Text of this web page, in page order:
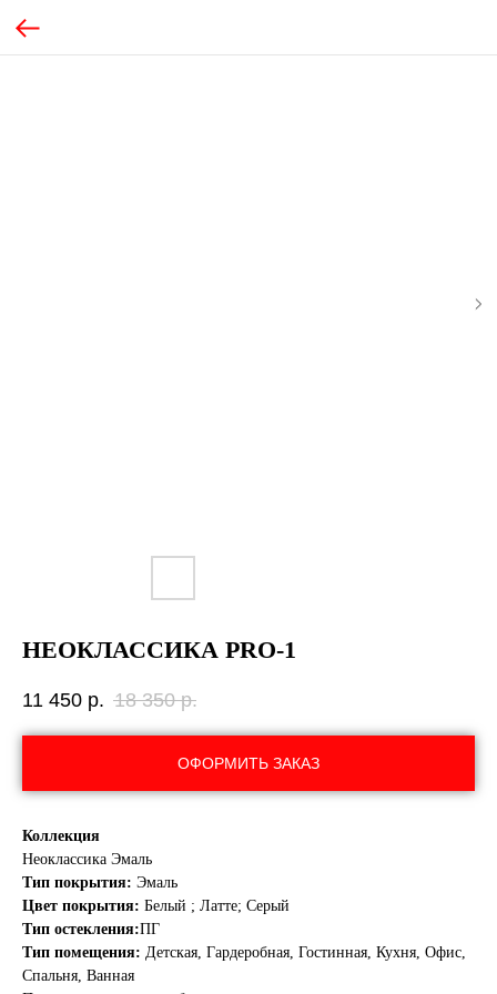
НЕОКЛАССИКА PRO-1
11 450 р. 18 350 р.
ОФОРМИТЬ ЗАКАЗ
Коллекция
Неоклассика Эмаль
Тип покрытия: Эмаль
Цвет покрытия: Белый ; Латте; Серый
Тип остекления:ПГ
Тип помещения: Детская, Гардеробная, Гостинная, Кухня, Офис,
Спальня, Ванная